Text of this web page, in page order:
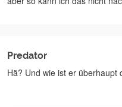
Predator
Hä? Und wie ist er überhaupt